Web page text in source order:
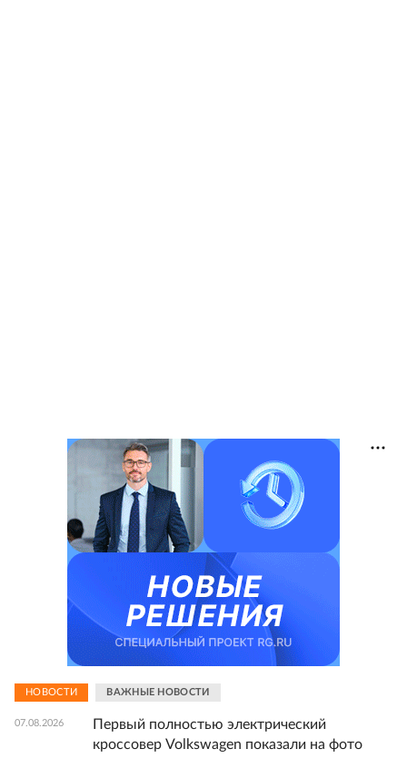
НОВОСТИ ВАЖНЫЕ НОВОСТИ
07.08.2026
Первый полностью электрический
кроссовер Volkswagen показали на фото